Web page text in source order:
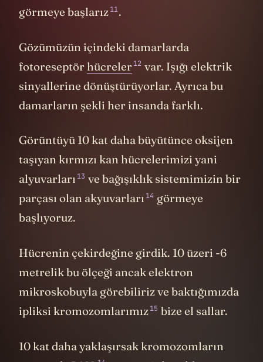
görmeye başlarız11.
Gözümüzün içindeki damarlarda
fotoreseptör hücreler12 var. Işığı elektrik
sinyallerine dönüştürüyorlar. Ayrıca bu
damarların şekli her insanda farklı.
Görüntüyü 10 kat daha büyütünce oksijen
taşıyan kırmızı kan hücrelerimizi yani
alyuvarları 13 ve bağışıklık sistemimizin bir
parçası olan akyuvarları 14 görmeye
başlıyoruz.
Hücrenin çekirdeğine girdik. 10 üzeri -6
metrelik bu ölçeği ancak elektron
mikroskobuyla görebiliriz ve baktığımızda
ipliksi kromozomlarımız15 bize el sallar.
10 kat daha yaklaşırsak kromozomların